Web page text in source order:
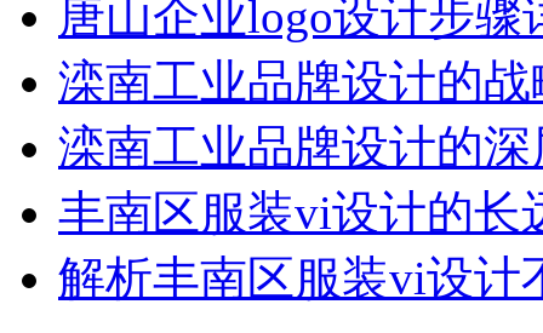
唐山企业logo设计步骤
滦南工业品牌设计的
滦南工业品牌设计的
丰南区服装vi设计的长
解析丰南区服装vi设计